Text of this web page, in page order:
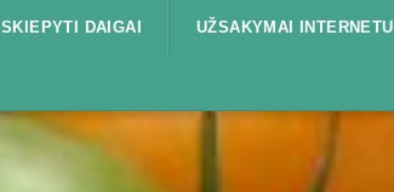
SKIEPYTI DAIGAI UŽSAKYMAI INTERNETU